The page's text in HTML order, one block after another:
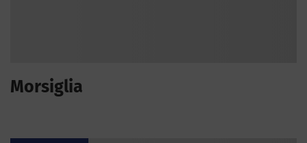
Morsiglia